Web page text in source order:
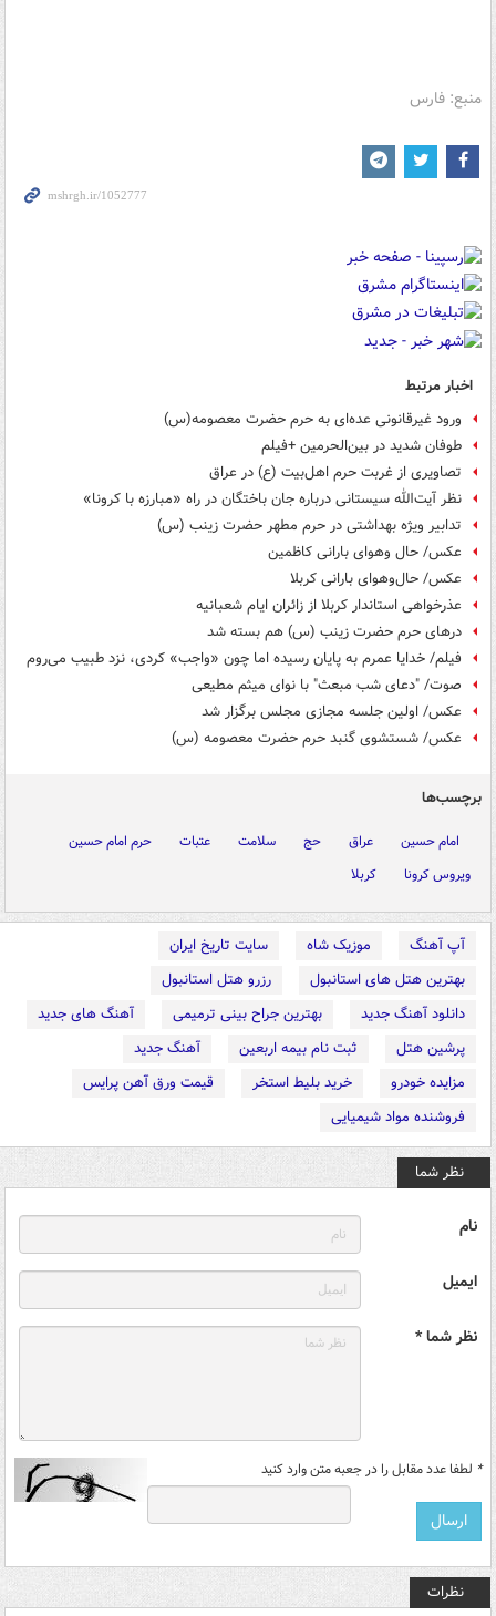
منبع: فارس
اخبار مرتبط
ورود غیرقانونی عده‌ای به حرم حضرت معصومه(س)
طوفان شدید در بین‌الحرمین +فیلم
تصاویری از غربت حرم اهل‌بیت (ع) در عراق
نظر آیت‌الله سیستانی درباره جان باختگان در راه «مبارزه با کرونا»
تدابیر ویژه بهداشتی در حرم مطهر حضرت زینب (س)
عکس/ حال وهوای بارانی کاظمین
عکس/ حال‌وهوای بارانی کربلا
عذرخواهی استاندار کربلا از زائران ایام شعبانیه
درهای حرم حضرت زینب (س) هم بسته شد
فیلم/ خدایا عمرم به پایان رسیده اما چون «واجب» کردی، نزد طبیب می‌روم
صوت/ "دعای شب مبعث" با نوای میثم مطیعی
عکس/ اولین جلسه مجازی مجلس برگزار شد
عکس/ شستشوی گنبد حرم حضرت معصومه (س)
برچسب‌ها
امام حسین عراق حج سلامت عتبات
حرم امام حسین
ویروس کرونا
کربلا
آپ آهنگ موزیک شاه
سایت تاریخ ایران
بهترین هتل های استانبول
رزرو هتل استانبول
دانلود آهنگ جدید
بهترین جراح بینی ترمیمی
آهنگ های جدید
پرشین هتل
ثبت نام بیمه اربعین
آهنگ جدید
مزایده خودرو
خرید بلیط استخر
قیمت ورق آهن پرایس
فروشنده مواد شیمیایی
نظر شما
نام
ایمیل
نظر شما *
* لطفا عدد مقابل را در جعبه متن وارد کنید
نظرات